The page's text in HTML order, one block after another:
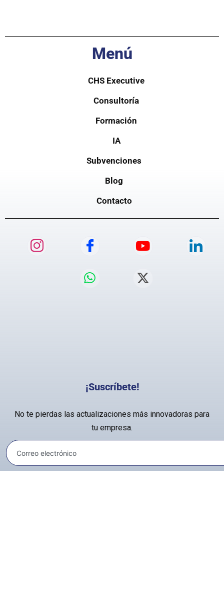
Menú
CHS Executive
Consultoría
Formación
IA
Subvenciones
Blog
Contacto
¡Suscríbete!
No te pierdas las actualizaciones más innovadoras para
tu empresa.